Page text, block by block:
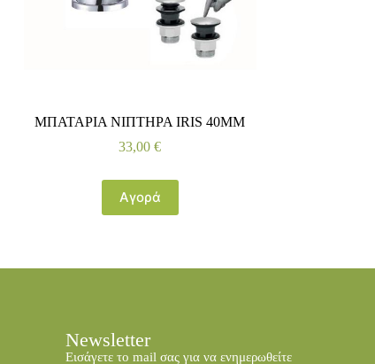
ΜΠΑΤΑΡΙΑ ΝΙΠΤΗΡΑ IRIS 40MM
33,00€
Αγορά
Newsletter
Εισάγετε το mail σας για να ενημερωθείτε